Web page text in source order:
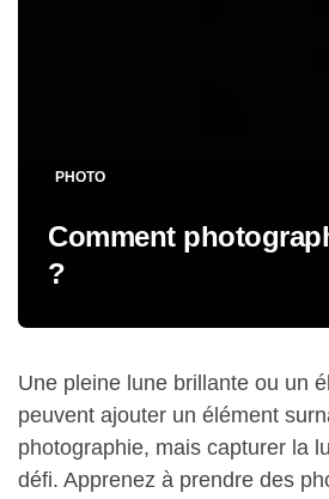
PHOTO
Comment
?
Une pleine lune brillante ou un
peuvent ajouter un élément
photographie, mais capturer la
défi. Apprenez à prendre des